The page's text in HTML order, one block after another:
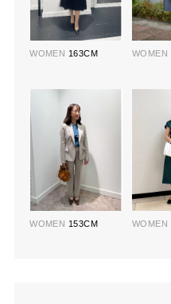
WOMEN 163CM WOMEN
WOMEN 153CM WOMEN